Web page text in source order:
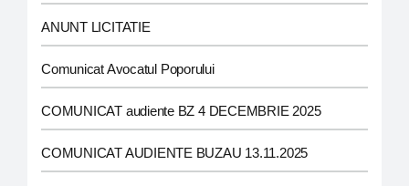
ANUNT LICITATIE
Comunicat Avocatul Poporului
COMUNICAT audiente BZ 4 DECEMBRIE 2025
COMUNICAT AUDIENTE BUZAU 13.11.2025